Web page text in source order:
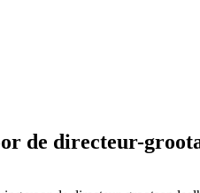
de directeur-